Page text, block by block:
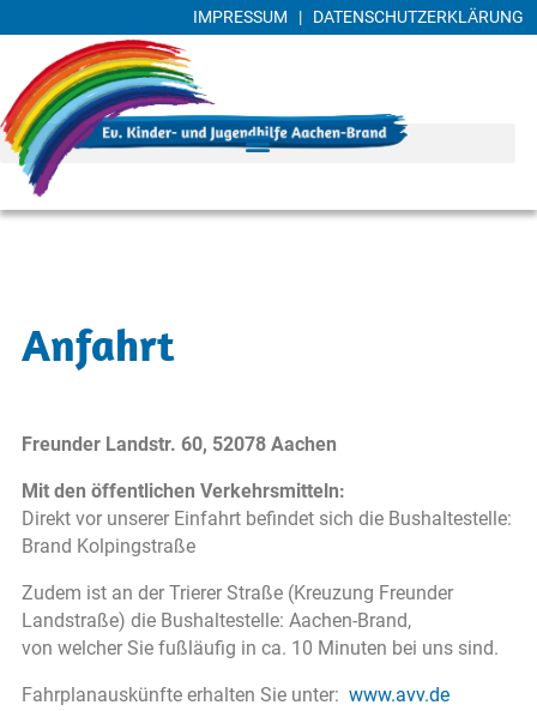
IMPRESSUM | DATENSCHUTZERKLÄRUNG
Anfahrt
Freunder Landstr. 60, 52078 Aachen
Mit den öffentlichen Verkehrsmitteln:
Direkt vor unserer Einfahrt befindet sich die Bushaltestelle:
Brand Kolpingstraße
Zudem ist an der Trierer Straße (Kreuzung Freunder
Landstraße) die Bushaltestelle: Aachen-Brand,
von welcher Sie fußläufig in ca. 10 Minuten bei uns sind.
Fahrplanauskünfte erhalten Sie unter: www.avv.de